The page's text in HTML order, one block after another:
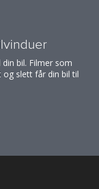
bil. Filmer som
og slett får din bil til